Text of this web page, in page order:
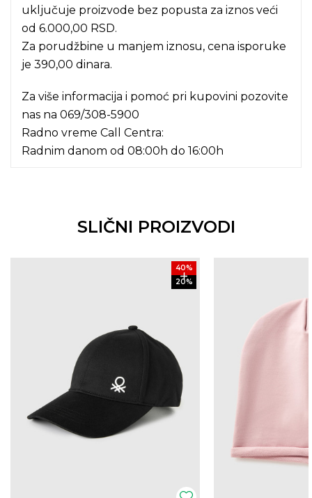
uključuje proizvode bez popusta za iznos veći
od 6.000,00 RSD.
Za porudžbine u manjem iznosu, cena isporuke
je 390,00 dinara.
Za više informacija i pomoć pri kupovini pozovite
nas na 069/308-5900
Radno vreme Call Centra:
Radnim danom od 08:00h do 16:00h
SLIČNI PROIZVODI
40%
20%